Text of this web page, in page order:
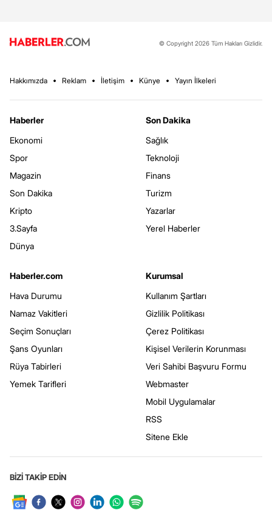
© Copyright 2026 Tüm Hakları Gizlidir.
Hakkımızda Reklam İletişim Künye Yayın İlkeleri
Haberler
Ekonomi
Spor
Magazin
Son Dakika
Kripto
3.Sayfa
Dünya
Son Dakika
Sağlık
Teknoloji
Finans
Turizm
Yazarlar
Yerel Haberler
Haberler.com
Hava Durumu
Namaz Vakitleri
Seçim Sonuçları
Şans Oyunları
Rüya Tabirleri
Yemek Tarifleri
Kurumsal
Kullanım Şartları
Gizlilik Politikası
Çerez Politikası
Kişisel Verilerin Korunması
Veri Sahibi Başvuru Formu
Webmaster
Mobil Uygulamalar
RSS
Sitene Ekle
BİZİ TAKİP EDİN